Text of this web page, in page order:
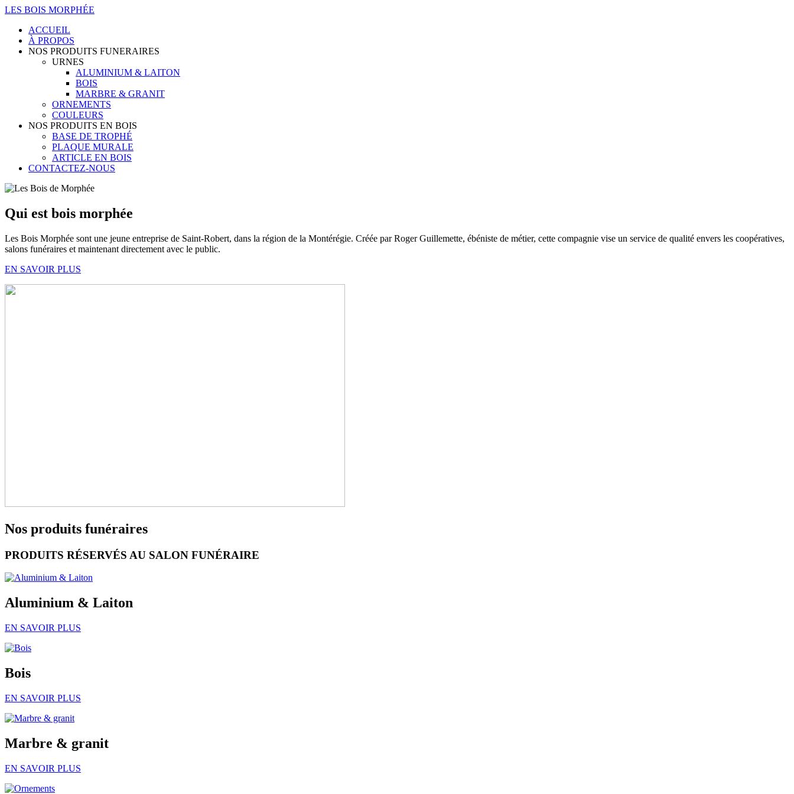
LES BOIS MORPHÉE
ACCUEIL
À PROPOS
NOS PRODUITS FUNERAIRES
URNES
ALUMINIUM & LAITON
BOIS
MARBRE & GRANIT
ORNEMENTS
COULEURS
NOS PRODUITS EN BOIS
BASE DE TROPHÉ
PLAQUE MURALE
ARTICLE EN BOIS
CONTACTEZ-NOUS
Qui est bois morphée
Les Bois Morphée sont une jeune entreprise de Saint-Robert, dans la région de la Montérégie. Créée par Roger Guillemette, ébéniste de métier, cette compagnie vise un service de qualité envers les coopératives,
salons funéraires et maintenant directement avec le public.
EN SAVOIR PLUS
Nos produits funéraires
PRODUITS RÉSERVÉS AU SALON FUNÉRAIRE
Aluminium & Laiton
EN SAVOIR PLUS
Bois
EN SAVOIR PLUS
Marbre & granit
EN SAVOIR PLUS